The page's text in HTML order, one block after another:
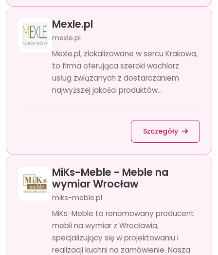
Mexle.pl
mexle.pl
Mexle.pl, zlokalizowane w sercu Krakowa,
to firma oferująca szeroki wachlarz
usług związanych z dostarczaniem
najwyższej jakości produktów...
Szczegóły
MiKs-Meble - Meble na
wymiar Wrocław
miks-meble.pl
MiKs-Meble to renomowany producent
mebli na wymiar z Wrocławia,
specjalizujący się w projektowaniu i
realizacji kuchni na zamówienie. Nasza